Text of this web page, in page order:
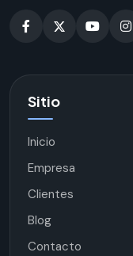
Sitio
Inicio
Empresa
Clientes
Blog
Contacto